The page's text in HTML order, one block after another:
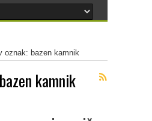
oznak: bazen kamnik
bazen kamnik